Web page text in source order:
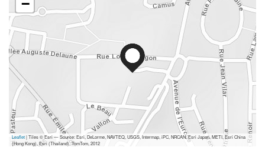
−
Leaflet| Tiles © Esri — Source: Esri, DeLorme, NAVTEQ, USGS, Intermap, iPC, NRCAN, Esri Japan, METI, Esri China
(Hong Kong), Esri (Thailand), TomTom, 2012